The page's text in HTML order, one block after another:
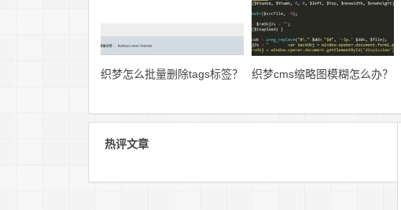
织梦怎么批量删除tags标签？ 织梦cms缩略图模糊怎么办？
热评文章